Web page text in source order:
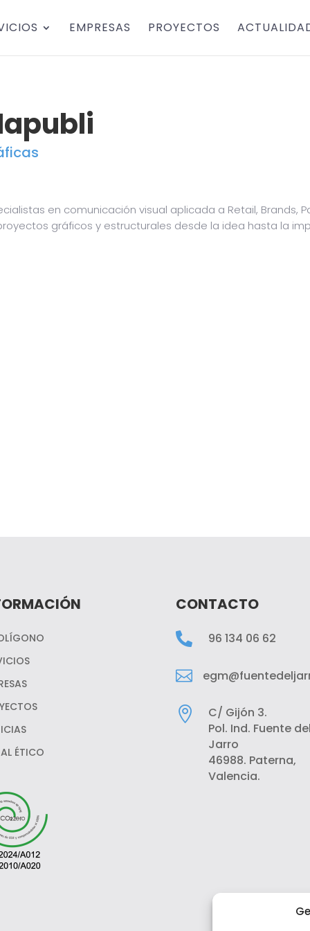
EMPRESAS PROYECTOS
en comunicación visual aplicada a Retail, Brands,
gráficos y estructurales desde la idea hasta la
ÉTICO
CONTACTO
 96 134 06 62


C/ Gijón 3.
Pol. Ind. Fuente del
Jarro
46988. Paterna,
Valencia.